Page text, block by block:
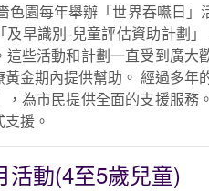
色園每年舉辦「世界吞嚥日
及早識別-兒童評估資助計劃
這些活動和計劃一直受到廣
金期內提供幫助。 經過多
，為市民提供全面的支援服
援。
活動(4至5歲兒童)